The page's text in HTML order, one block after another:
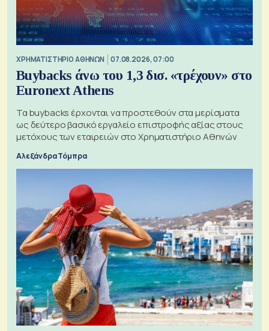
XΡΗΜΑΤΙΣΤΗΡΙΟ ΑΘΗΝΩΝ 07.08.2026, 07:00
Buybacks άνω του 1,3 δισ. «τρέχουν» στο
Euronext Athens
Τα buybacks έρχονται να προστεθούν στα μερίσματα
ως δεύτερο βασικό εργαλείο επιστροφής αξίας στους
μετόχους των εταιρειών στο Χρηματιστήριο Αθηνών
Αλεξάνδρα Τόμπρα